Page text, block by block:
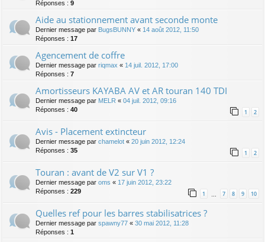
Réponses : 9
Aide au stationnement avant seconde monte
Dernier message par BugsBUNNY « 14 août 2012, 11:50
Réponses : 17
Agencement de coffre
Dernier message par riqmax « 14 juil. 2012, 17:00
Réponses : 7
Amortisseurs KAYABA AV et AR touran 140 TDI
Dernier message par MELR « 04 juil. 2012, 09:16
Réponses : 40 1 2
Avis - Placement extincteur
Dernier message par chamelot « 20 juin 2012, 12:24
Réponses : 35 1 2
Touran : avant de V2 sur V1 ?
Dernier message par oms « 17 juin 2012, 23:22
Réponses : 229 1 … 7 8 9 10
Quelles ref pour les barres stabilisatrices ?
Dernier message par spawny77 « 30 mai 2012, 11:28
Réponses : 1